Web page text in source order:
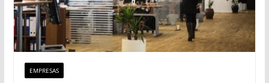
EMPRESAS